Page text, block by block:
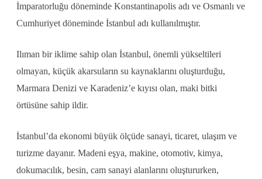
İmparatorluğu döneminde Konstantinapolis adı ve Osmanlı ve
Cumhuriyet döneminde İstanbul adı kullanılmıştır.
Ilıman bir iklime sahip olan İstanbul, önemli yükseltileri
olmayan, küçük akarsuların su kaynaklarını oluşturduğu,
Marmara Denizi ve Karadeniz’e kıyısı olan, maki bitki
örtüsüne sahip ildir.
İstanbul’da ekonomi büyük ölçüde sanayi, ticaret, ulaşım ve
turizme dayanır. Madeni eşya, makine, otomotiv, kimya,
dokumacılık, besin, cam sanayi alanlarını oluştururken,